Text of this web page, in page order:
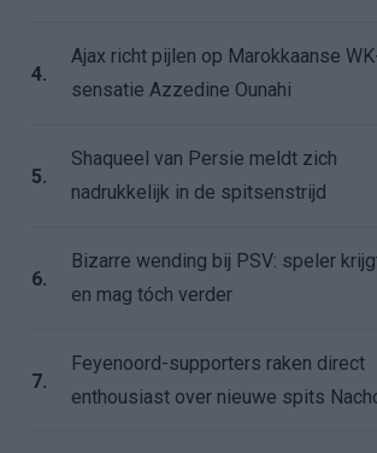
4.
Ajax richt pijlen op Marokkaanse
sensatie Azzedine Ounahi
5.
Shaqueel van Persie meldt zich
nadrukkelijk in de spitsenstrijd
6.
Bizarre wending bij PSV: speler
en mag tóch verder
7.
Feyenoord-supporters raken direct
enthousiast over nieuwe spits